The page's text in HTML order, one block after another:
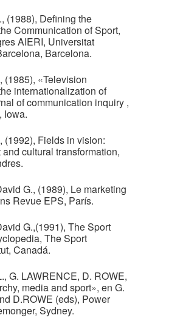
(1988), Defining the
Communication of Sport,
AIERI, Universitat
Barcelona.
(1985), «Television
internationalization of
of communication inquiry ,
Iowa.
(1992), Fields in vision:
cultural transformation,
G., (1989), Le marketing
Revue EPS, París.
G.,(1991), The Sport
The Sport
Canadá.
G. LAWRENCE, D. ROWE,
media and sport», en G.
D.ROWE (eds), Power
Sydney.